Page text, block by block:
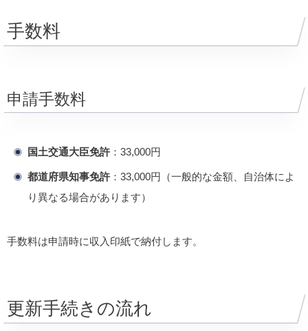
手数料
申請手数料
国土交通大臣免許：33,000円
都道府県知事免許：33,000円（一般的な金額、自治体によ
り異なる場合があります）
手数料は申請時に収入印紙で納付します。
更新手続きの流れ